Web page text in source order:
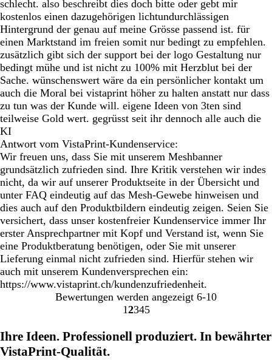
schlecht. also beschreibt dies doch bitte oder gebt mir
kostenlos einen dazugehörigen lichtundurchlässigen
Hintergrund der genau auf meine Grösse passend ist. für
einen Marktstand im freien somit nur bedingt zu empfehlen.
zusätzlich gibt sich der support bei der logo Gestaltung nur
bedingt mühe und ist nicht zu 100% mit Herzblut bei der
Sache. wünschenswert wäre da ein persönlicher kontakt um
auch die Moral bei vistaprint höher zu halten anstatt nur dass
zu tun was der Kunde will. eigene Ideen von 3ten sind
teilweise Gold wert. gegrüsst seit ihr dennoch alle auch die
KI
Antwort vom VistaPrint-Kundenservice:
Wir freuen uns, dass Sie mit unserem Meshbanner
grundsätzlich zufrieden sind. Ihre Kritik verstehen wir indes
nicht, da wir auf unserer Produktseite in der Übersicht und
unter FAQ eindeutig auf das Mesh-Gewebe hinweisen und
dies auch auf den Produktbildern eindeutig zeigen. Seien Sie
versichert, dass unser kostenfreier Kundenservice immer Ihr
erster Ansprechpartner mit Kopf und Verstand ist, wenn Sie
eine Produktberatung benötigen, oder Sie mit unserer
Lieferung einmal nicht zufrieden sind. Hierfür stehen wir
auch mit unserem Kundenversprechen ein:
https://www.vistaprint.ch/kundenzufriedenheit.
Bewertungen werden angezeigt 6-10
Gehe
Seite
1 Gehe
Seite
2Gehe
Seite
3Gehe
Seite
4Gehe
Seite
5
Ihre Ideen. Professionell produziert. In bewährter
VistaPrint-Qualität.